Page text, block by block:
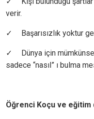
verir.
✓ Başarısızlık yoktur
✓
Dünya için
sadece “nasıl” ı bulma
Öğrenci Koçu ve eğitim